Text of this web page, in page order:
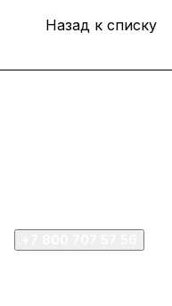
Назад к списку